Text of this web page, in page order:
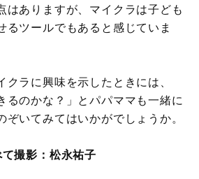
はありますが、マイクラは子ども
るツールでもあると感じていま
クラに興味を示したときには、
るのかな？」とパパママも一緒に
いてみてはいかがでしょうか。
撮影：松永祐子